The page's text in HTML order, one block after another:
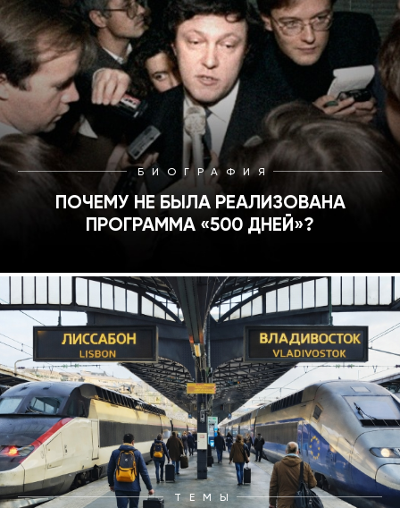
БИОГРАФИЯ
ПОЧЕМУ НЕ БЫЛА РЕАЛИЗОВАНА
ПРОГРАММА «500 ДНЕЙ»?
ТЕМЫ